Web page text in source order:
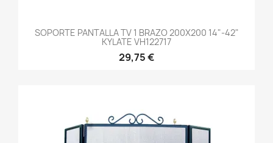
SOPORTE PANTALLA TV 1 BRAZO 200X200 14"-42"
KYLATE VH122717
29,75 €